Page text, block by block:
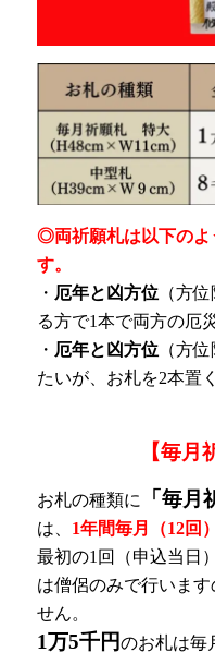
◎両祈願札は以下のよ
す。
・ 厄年と凶方位 （方
る方で1本で両方の厄
・ 厄年と凶方位 （方
たいが、お札を2本置
【毎月
お札の種類に 「毎月
は、 1年間毎月（12回
最初の1回（申込当日
は僧侶のみで行いま
せん。
1万5千円のお札は毎